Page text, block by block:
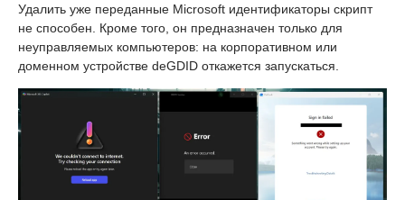
Удалить уже переданные Microsoft идентификаторы скрипт
не способен. Кроме того, он предназначен только для
неуправляемых компьютеров: на корпоративном или
доменном устройстве deGDID откажется запускаться.